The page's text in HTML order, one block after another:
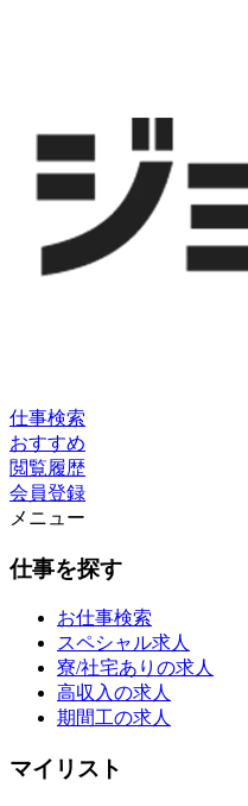
仕事検索
おすすめ
閲覧履歴
会員登録
メニュー
仕事を探す
お仕事検索
スペシャル求人
寮/社宅ありの求人
高収入の求人
期間工の求人
マイリスト